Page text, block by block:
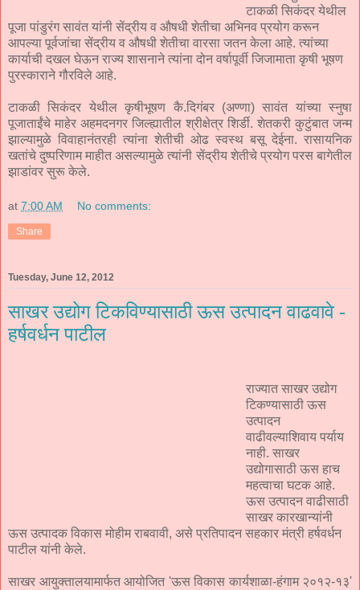
टाकळी सिकंदर येथील
पूजा पांडुरंग सावंत यांनी सेंद्रीय व औषधी शेतीचा अभिनव प्रयोग करून
आपल्या पूर्वजांचा सेंद्रीय व औषधी शेतीचा वारसा जतन केला आहे. त्यांच्या
कार्याची दखल घेऊन राज्य शासनाने त्यांना दोन वर्षापूर्वी जिजामाता कृषी भूषण
पुरस्काराने गौरविले आहे.
टाकळी सिकंदर येथील कृषीभूषण कै.दिगंबर (अण्णा) सावंत यांच्या स्नुषा
पूजाताईंचे माहेर अहमदनगर जिल्ह्यातील श्रीक्षेत्र शिर्डी. शेतकरी कुटुंबात जन्म
झाल्यामुळे विवाहानंतरही त्यांना शेतीची ओढ स्वस्थ बसू देईना. रासायनिक
खतांचे दुष्परिणाम माहीत असल्यामुळे त्यांनी सेंद्रीय शेतीचे प्रयोग परस बागेतील
झाडांवर सुरू केले.
at 7:00 AM No comments:
Share
Tuesday, June 12, 2012
साखर उद्योग टिकविण्यासाठी ऊस उत्पादन वाढवावे -
हर्षवर्धन पाटील
राज्यात साखर उद्योग
टिकण्यासाठी ऊस
उत्पादन
वाढीवल्याशिवाय पर्याय
नाही. साखर
उद्योगासाठी ऊस हाच
महत्वाचा घटक आहे.
ऊस उत्पादन वाढीसाठी
साखर कारखान्यांनी
ऊस उत्पादक विकास मोहीम राबवावी, असे प्रतिपादन सहकार मंत्री हर्षवर्धन
पाटील यांनी केले.
साखर आयुक्तालयामार्फत आयोजित 'ऊस विकास कार्यशाळा-हंगाम २०१२-१३'